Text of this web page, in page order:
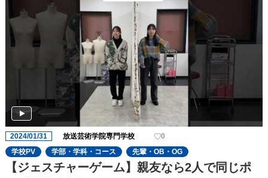
2024/01/31 放送芸術学院専門学校
0
学校PV
学部・学科・コース 先輩・OB・OG
【ジェスチャーゲーム】親友なら2人で同じポ